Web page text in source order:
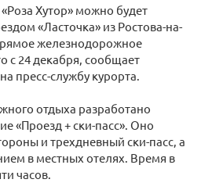
Хутор» можно будет
«Ласточка» из Ростова-на-
железнодорожное
с 24 декабря, сообщает
пресс-службу курорта.
отдыха разработано
«Проезд + ски-пасс». Оно
и трехдневный ски-пасс, а
в местных отелях. Время в
часов.